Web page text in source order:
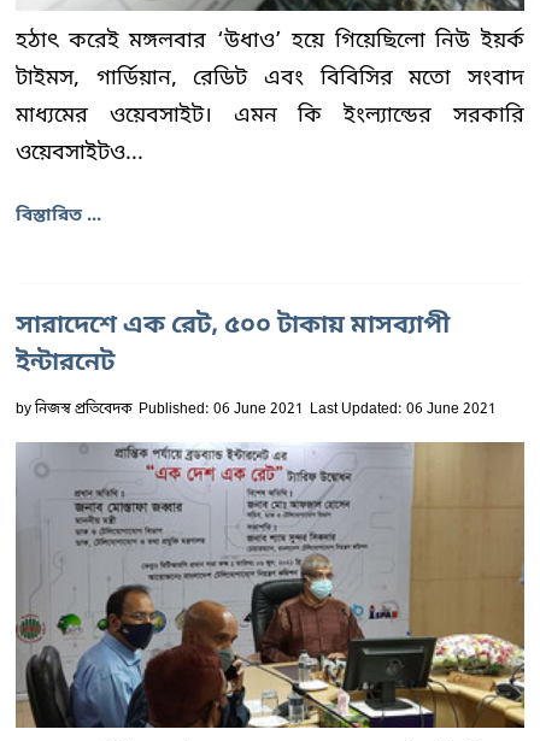
হঠাৎ করেই মঙ্গলবার ‘উধাও’ হয়ে গিয়েছিলো নিউ ইয়র্ক
টাইমস, গার্ডিয়ান, রেডিট এবং বিবিসির মতো সংবাদ
মাধ্যমের ওয়েবসাইট। এমন কি ইংল্যান্ডের সরকারি
ওয়েবসাইটও...
বিস্তারিত ...
সারাদেশে এক রেট, ৫০০ টাকায় মাসব্যাপী
ইন্টারনেট
byনিজস্ব প্রতিবেদক Published: 06 June 2021 Last Updated: 06 June 2021